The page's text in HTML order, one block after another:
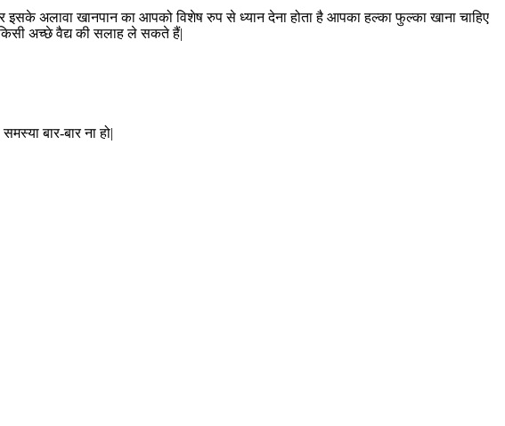
अलावा खानपान का आपको विशेष रुप से ध्यान देना होता है आपका हल्का फुल्का खाना चाहिए
अच्छे वैद्य की सलाह ले सकते हैं|
बार-बार ना हो|